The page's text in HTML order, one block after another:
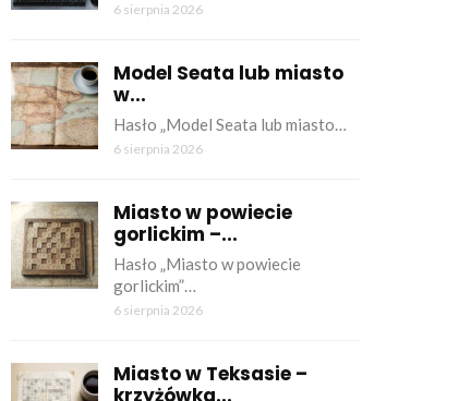
6 sierpnia 2026
Model Seata lub miasto
w...
Hasło „Model Seata lub miasto…
6 sierpnia 2026
Miasto w powiecie
gorlickim –...
Hasło „Miasto w powiecie
gorlickim”…
6 sierpnia 2026
Miasto w Teksasie –
krzyżówka...